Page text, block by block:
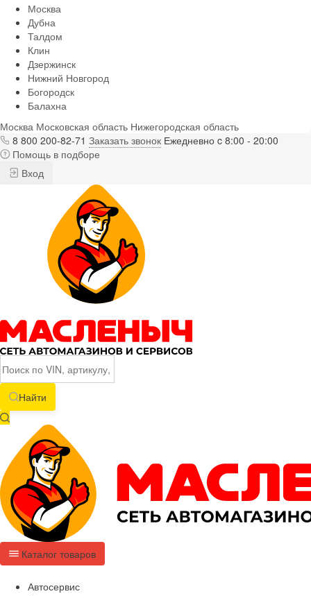
Москва
Дубна
Талдом
Клин
Дзержинск
Нижний Новгород
Богородск
Балахна
Москва Московская область Нижегородская область
8 800 200-82-71 Заказать звонок Ежедневно c 8:00 - 20:00
Помощь в подборе
Вход
Найти
Каталог товаров
Автосервис